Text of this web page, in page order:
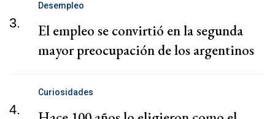
3.
Desempleo
El empleo se convirtió en la segunda
mayor preocupación de los argentinos
4.
Curiosidades